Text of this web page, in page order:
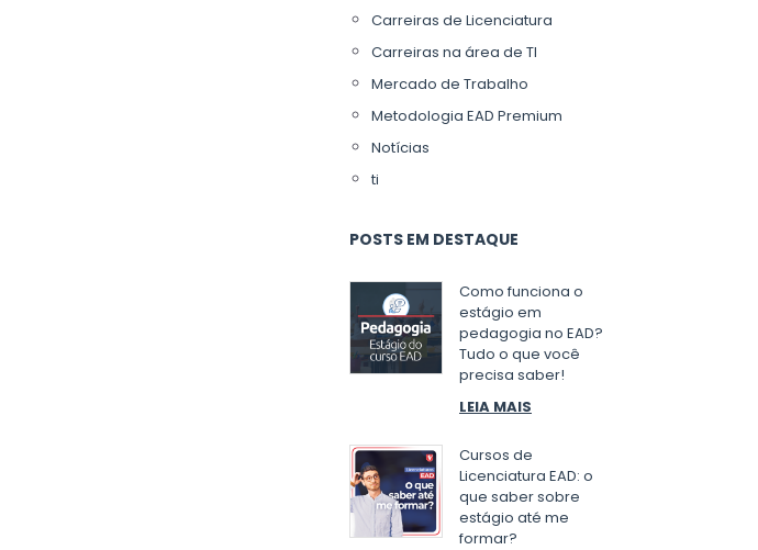
Carreiras de Licenciatura
Carreiras na área de TI
Mercado de Trabalho
Metodologia EAD Premium
Notícias
ti
POSTS EM DESTAQUE
Como funciona o
estágio em
pedagogia no EAD?
Tudo o que você
precisa saber!
LEIA MAIS
Cursos de
Licenciatura EAD: o
que saber sobre
estágio até me
formar?